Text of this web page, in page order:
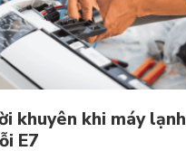
khuyên khi máy lạnh
E7